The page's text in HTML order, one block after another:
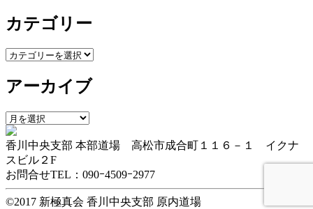
カテゴリー
カ
ゴ
ー
アーカイブ
ア
ー
カ
イ
ブ
香川中央支部 本部道場 高松市成合町１１６－１ イクナ
スビル２F
お問合せTEL：090ｰ4509ｰ2977
©2017 新極真会 香川中央支部 原内道場